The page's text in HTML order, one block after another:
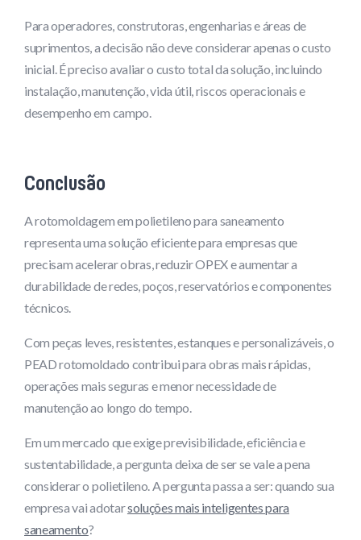
Para operadores, construtoras, engenharias e áreas de
suprimentos, a decisão não deve considerar apenas o custo
inicial. É preciso avaliar o custo total da solução, incluindo
instalação, manutenção, vida útil, riscos operacionais e
desempenho em campo.
Conclusão
A rotomoldagem em polietileno para saneamento
representa uma solução eficiente para empresas que
precisam acelerar obras, reduzir OPEX e aumentar a
durabilidade de redes, poços, reservatórios e componentes
técnicos.
Com peças leves, resistentes, estanques e personalizáveis, o
PEAD rotomoldado contribui para obras mais rápidas,
operações mais seguras e menor necessidade de
manutenção ao longo do tempo.
Em um mercado que exige previsibilidade, eficiência e
sustentabilidade, a pergunta deixa de ser se vale a pena
considerar o polietileno. A pergunta passa a ser: quando sua
empresa vai adotarsoluções mais inteligentes para
saneamento?